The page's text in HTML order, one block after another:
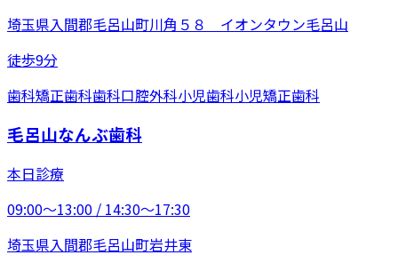
埼玉県入間郡毛呂山町川角５８ イオンタウン毛呂山
徒歩9分
歯科矯正歯科歯科口腔外科小児歯科小児矯正歯科
毛呂山なんぶ歯科
本日診療
09:00〜13:00 / 14:30〜17:30
埼玉県入間郡毛呂山町岩井東